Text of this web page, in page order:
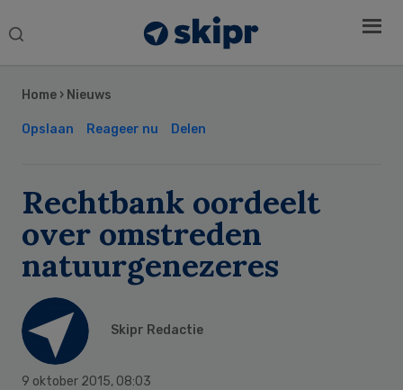
Search
Home › Nieuws
Opslaan Reageer nu Delen
Rechtbank oordeelt
over omstreden
natuurgenezeres
Skipr Redactie
9 oktober 2015, 08:03
Sidebar